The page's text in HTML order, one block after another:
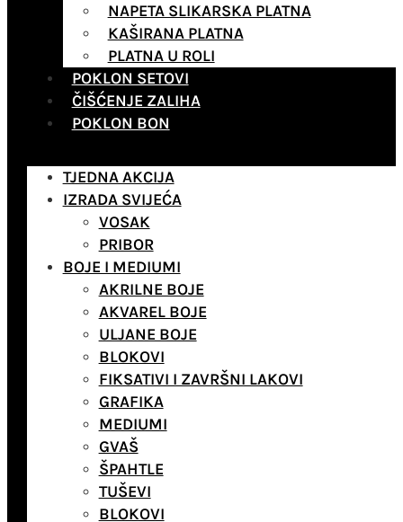
NAPETA SLIKARSKA PLATNA
KAŠIRANA PLATNA
PLATNA U ROLI
POKLON SETOVI
ČIŠĆENJE ZALIHA
POKLON BON
TJEDNA AKCIJA
IZRADA SVIJEĆA
VOSAK
PRIBOR
BOJE I MEDIUMI
AKRILNE BOJE
AKVAREL BOJE
ULJANE BOJE
BLOKOVI
FIKSATIVI I ZAVRŠNI LAKOVI
GRAFIKA
MEDIUMI
GVAŠ
ŠPAHTLE
TUŠEVI
BLOKOVI